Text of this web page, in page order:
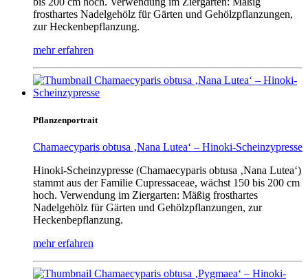
frosthartes Nadelgehölz für Gärten und Gehölzpflanzungen,
zur Heckenbepflanzung.
mehr erfahren
Pflanzenportrait
Chamaecyparis obtusa ‚Nana Lutea‘ – Hinoki-Scheinzypresse
Hinoki-Scheinzypresse (Chamaecyparis obtusa ‚Nana Lutea‘)
stammt aus der Familie Cupressaceae, wächst 150 bis 200 cm
hoch. Verwendung im Ziergarten: Mäßig frosthartes
Nadelgehölz für Gärten und Gehölzpflanzungen, zur
Heckenbepflanzung.
mehr erfahren